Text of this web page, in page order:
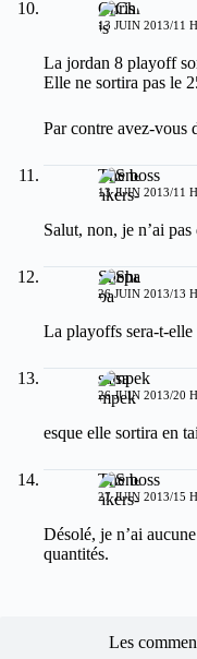
Chris
13 JUIN 2013/11
La jordan 8 playoff
Elle ne sortira pas le
Par contre avez-vous
The boss
13 JUIN 2013/11
Salut, non, je n’ai
Shepa
26 JUIN 2013/13
La playoffs sera-t-elle
sampek
26 JUIN 2013/20
esque elle sortira en
The boss
27 JUIN 2013/15
Désolé, je n’ai
quantités.
Les